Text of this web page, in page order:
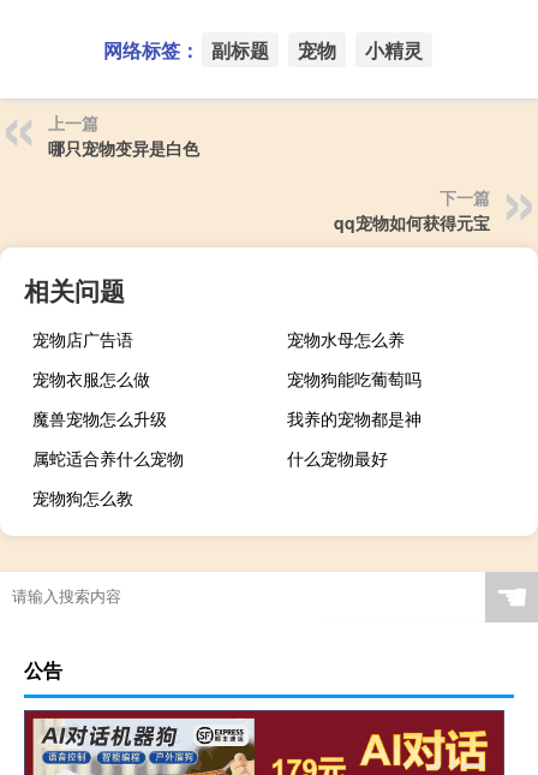
网络标签： 副标题 宠物 小精灵
上一篇
哪只宠物变异是白色
下一篇
qq宠物如何获得元宝
相关问题
宠物店广告语
宠物水母怎么养
宠物衣服怎么做
宠物狗能吃葡萄吗
魔兽宠物怎么升级
我养的宠物都是神
属蛇适合养什么宠物
什么宠物最好
宠物狗怎么教
☚
公告